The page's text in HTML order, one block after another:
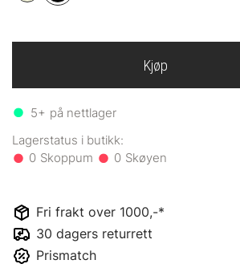
5+ på nettlager
0 0
Kjøp
Fri frakt over 1000,-*
30 dagers returrett
Prismatch